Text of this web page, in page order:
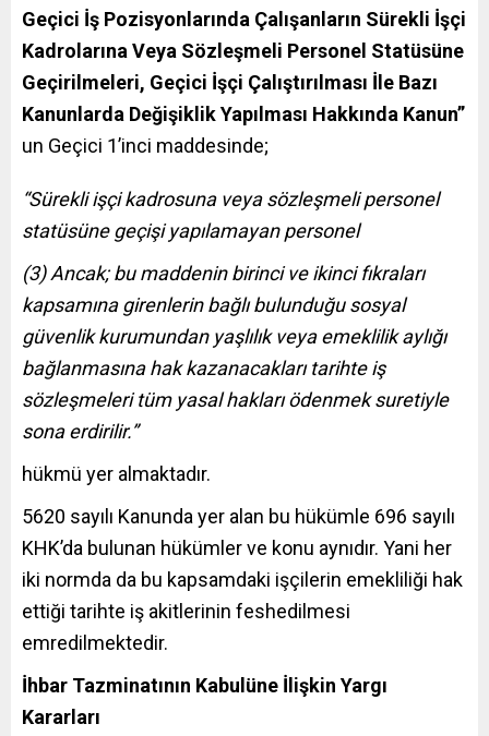
Geçici İş Pozisyonlarında Çalışanların Sürekli İşçi
Kadrolarına Veya Sözleşmeli Personel Statüsüne
Geçirilmeleri, Geçici İşçi Çalıştırılması İle Bazı
Kanunlarda Değişiklik Yapılması Hakkında Kanun”
un Geçici 1’inci maddesinde;
“Sürekli işçi kadrosuna veya sözleşmeli personel
statüsüne geçişi yapılamayan personel
(3) Ancak; bu maddenin birinci ve ikinci fıkraları
kapsamına girenlerin bağlı bulunduğu sosyal
güvenlik kurumundan yaşlılık veya emeklilik aylığı
bağlanmasına hak kazanacakları tarihte iş
sözleşmeleri tüm yasal hakları ödenmek suretiyle
sona erdirilir.”
hükmü yer almaktadır.
5620 sayılı Kanunda yer alan bu hükümle 696 sayılı
KHK’da bulunan hükümler ve konu aynıdır. Yani her
iki normda da bu kapsamdaki işçilerin emekliliği hak
ettiği tarihte iş akitlerinin feshedilmesi
emredilmektedir.
İhbar Tazminatının Kabulüne İlişkin Yargı
Kararları